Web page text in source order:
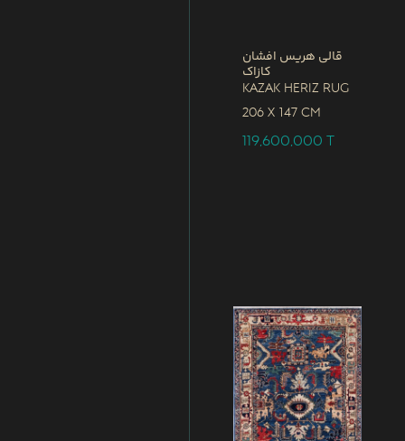
قالی هریس افشان
کازاک
Kazak Heriz Rug
206 x 147 CM
119,600,000T